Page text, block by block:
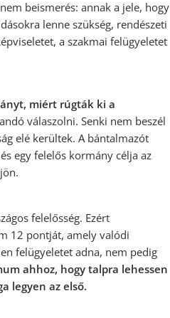
beismerés: annak a jele, hogy
lenne szükség, rendészeti
a szakmai felügyeletet
miért rúgták ki a
válaszolni. Senki nem beszél
elé kerültek. A bántalmazót
egy felelős kormány célja az
felelősség. Ezért
12 pontját, amely valódi
felügyeletet adna, nem pedig
ahhoz, hogy talpra lehessen
legyen az első.